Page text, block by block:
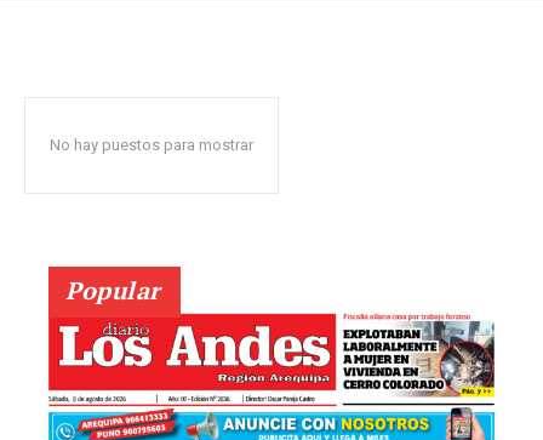
No hay puestos para mostrar
Popular